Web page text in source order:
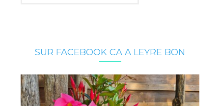
SUR FACEBOOK CA A LEYRE BON